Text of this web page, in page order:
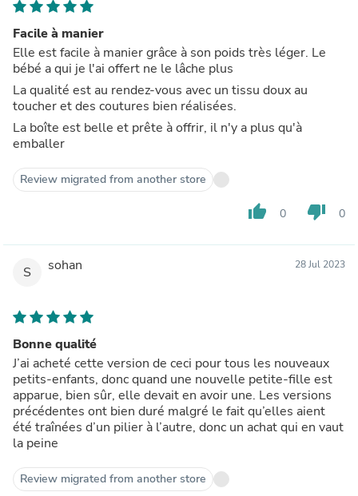
Facile à manier
Elle est facile à manier grâce à son poids très léger. Le
bébé a qui je l'ai offert ne le lâche plus
La qualité est au rendez-vous avec un tissu doux au
toucher et des coutures bien réalisées.
La boîte est belle et prête à offrir, il n'y a plus qu'à
emballer
Review migrated from another store
thumb_up 0 thumb_down 0
S sohan 28 Jul 2023
Bonne qualité
J’ai acheté cette version de ceci pour tous les nouveaux
petits-enfants, donc quand une nouvelle petite-fille est
apparue, bien sûr, elle devait en avoir une. Les versions
précédentes ont bien duré malgré le fait qu’elles aient
été traînées d’un pilier à l’autre, donc un achat qui en vaut
la peine
Review migrated from another store